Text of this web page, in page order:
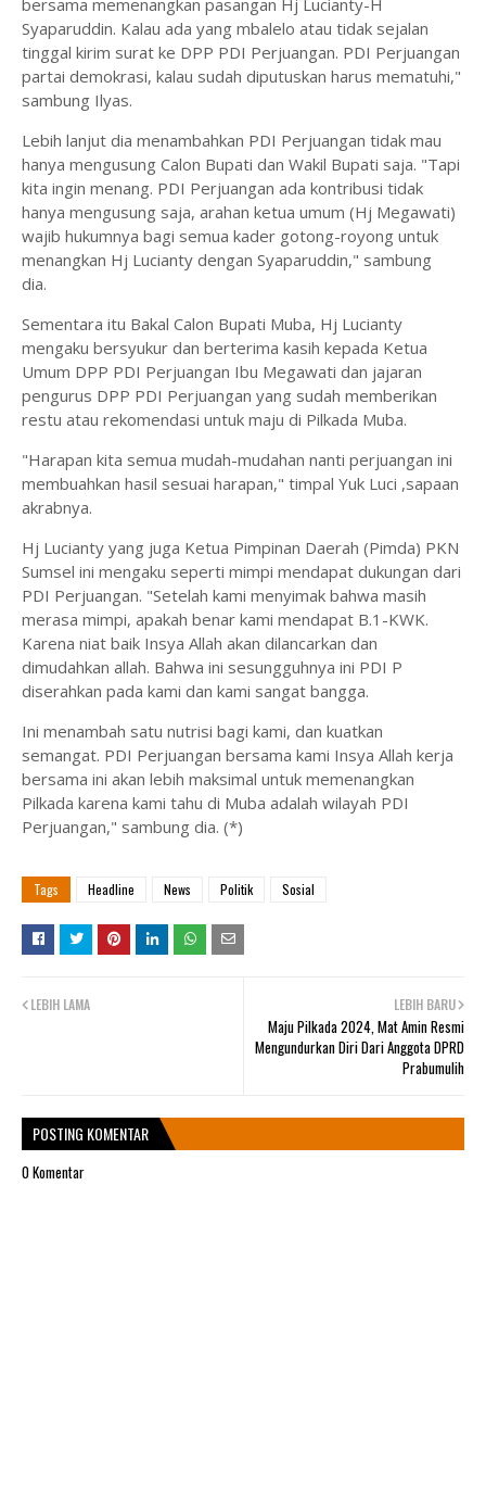
bersama memenangkan pasangan Hj Lucianty-H
Syaparuddin. Kalau ada yang mbalelo atau tidak sejalan
tinggal kirim surat ke DPP PDI Perjuangan. PDI Perjuangan
partai demokrasi, kalau sudah diputuskan harus mematuhi,"
sambung Ilyas.
Lebih lanjut dia menambahkan PDI Perjuangan tidak mau
hanya mengusung Calon Bupati dan Wakil Bupati saja. "Tapi
kita ingin menang. PDI Perjuangan ada kontribusi tidak
hanya mengusung saja, arahan ketua umum (Hj Megawati)
wajib hukumnya bagi semua kader gotong-royong untuk
menangkan Hj Lucianty dengan Syaparuddin," sambung
dia.
Sementara itu Bakal Calon Bupati Muba, Hj Lucianty
mengaku bersyukur dan berterima kasih kepada Ketua
Umum DPP PDI Perjuangan Ibu Megawati dan jajaran
pengurus DPP PDI Perjuangan yang sudah memberikan
restu atau rekomendasi untuk maju di Pilkada Muba.
"Harapan kita semua mudah-mudahan nanti perjuangan ini
membuahkan hasil sesuai harapan," timpal Yuk Luci ,sapaan
akrabnya.
Hj Lucianty yang juga Ketua Pimpinan Daerah (Pimda) PKN
Sumsel ini mengaku seperti mimpi mendapat dukungan dari
PDI Perjuangan. "Setelah kami menyimak bahwa masih
merasa mimpi, apakah benar kami mendapat B.1-KWK.
Karena niat baik Insya Allah akan dilancarkan dan
dimudahkan allah. Bahwa ini sesungguhnya ini PDI P
diserahkan pada kami dan kami sangat bangga.
Ini menambah satu nutrisi bagi kami, dan kuatkan
semangat. PDI Perjuangan bersama kami Insya Allah kerja
bersama ini akan lebih maksimal untuk memenangkan
Pilkada karena kami tahu di Muba adalah wilayah PDI
Perjuangan," sambung dia. (*)
Tags Headline News Politik Sosial
LEBIH BARU
Maju Pilkada 2024, Mat Amin Resmi
Mengundurkan Diri Dari Anggota DPRD
Prabumulih
LEBIH LAMA
POSTING KOMENTAR
0 Komentar